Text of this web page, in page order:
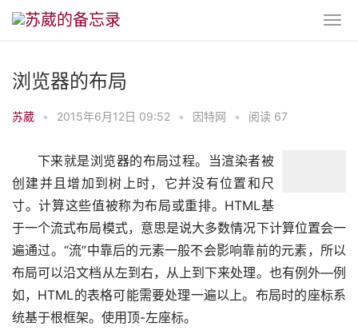
浏览器的布局
苏葳 • 2015年6月12日 09:52 • 因特网 • 阅读 67
下来就是浏览器的布局过程。当渲染者被
创建并且增加到树上时，它并没有位置和尺
寸。计算这些值被称为布局或重排。HTML基
于一个流式布局模式，意思是说大多数情况下计算位置会一
遍通过。“流”中靠后的元素一般不会影响靠前的元素，所以
布局可以沿文档从左到右，从上到下来处理。也有例外—例
如，HTML的表格可能需要处理一遍以上。布局时的座标系
统基于根框架。使用顶-左座标。